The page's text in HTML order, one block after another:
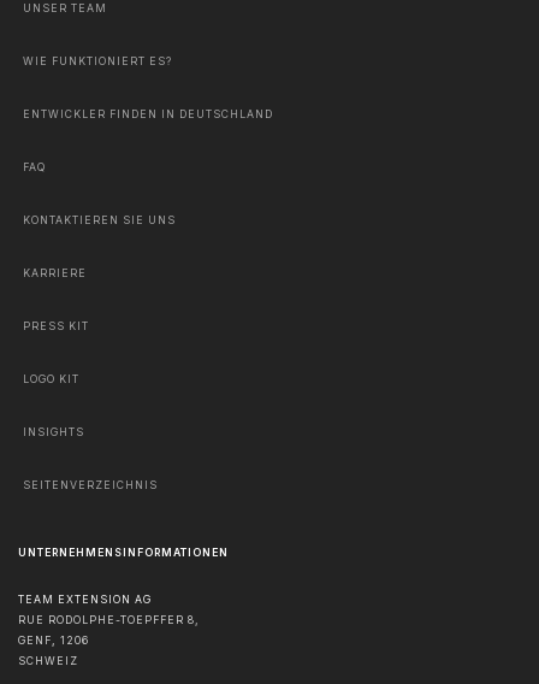
UNSER TEAM
WIE FUNKTIONIERT ES?
ENTWICKLER FINDEN IN DEUTSCHLAND
FAQ
KONTAKTIEREN SIE UNS
KARRIERE
PRESS KIT
LOGO KIT
INSIGHTS
SEITENVERZEICHNIS
UNTERNEHMENSINFORMATIONEN
TEAM EXTENSION AG
RUE RODOLPHE-TOEPFFER 8,
GENF, 1206
SCHWEIZ